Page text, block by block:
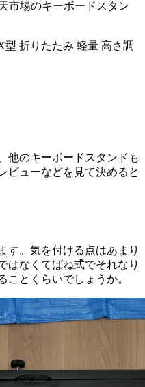
市場のキーボードスタン
型 折りたたみ 軽量 高さ調
他のキーボードスタンドも
ビューなどを見て決めると
す。気を付ける点はあまり
はなくてばね式でそれなり
ことくらいでしょうか。